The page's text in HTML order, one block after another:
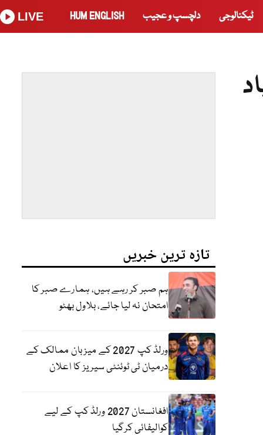
ٹیکنالوجی دلچسپ و عجیب HUM ENGLISH
LIVE
تازہ ترین خبریں
ہم صبر کر رہے ہیں، ہمارے صبر کا
امتحان نہ لیا جائے، بلاول بھٹو
ورلڈ کپ 2027 کے میزبان ممالک کے
درمیان ٹی ٹوئنٹی سیریز کا اعلان
افغانستان 2027 ورلڈ کپ کے لیے
کوالیفائی کرگیا